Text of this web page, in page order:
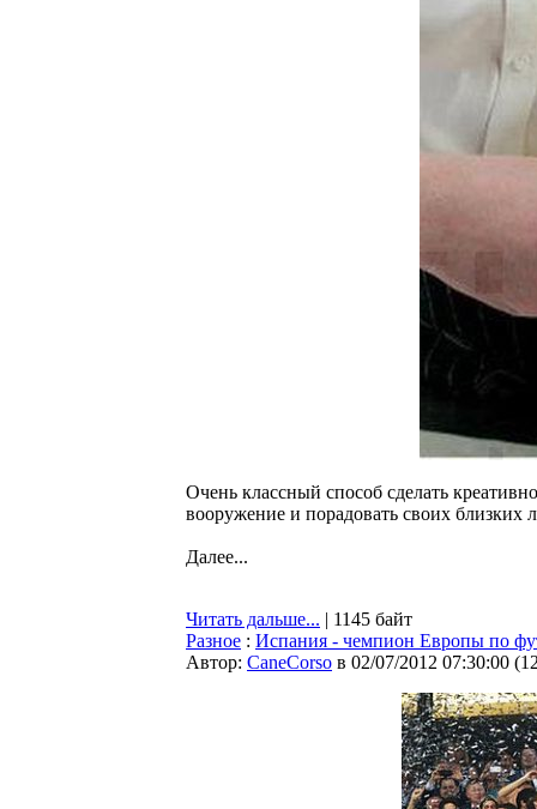
Очень классный способ сделать
вооружение и порадовать своих близких
Далее...
Читать дальше... | 1145 байт
Разное : Испания - чемпион Европы по
Автор: CaneCorso в 02/07/2012 07:30:00 (